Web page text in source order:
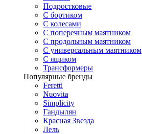
Подростковые
С бортиком
С колесами
С поперечным маятником
С продольным маятником
С универсальным маятником
С ящиком
Трансформеры
Популярные бренды
Feretti
Nuovita
Simplicity
Гандылян
Красная Звезда
Лель